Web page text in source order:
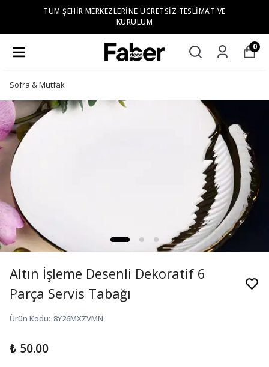
TÜM ŞEHIR MERKEZLERINE ÜCRETSIZ TESLIMAT VE
KURULUM
0
Sofra & Mutfak
Altın İşleme Desenli Dekoratif 6
Parça Servis Tabağı
Ürün Kodu: 8Y26MXZVMN
₺ 50.00